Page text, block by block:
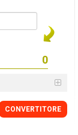
CONVERTITORE